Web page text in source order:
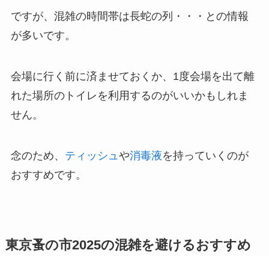
ですが、混雑の時間帯は長蛇の列・・・との情報
が多いです。
会場に行く前に済ませておくか、1度会場を出て離
れた場所のトイレを利用するのがいいかもしれま
せん。
念のため、 ティッシュ や消毒液を持っていくのが
おすすめです。
東京蚤の市2025の混雑を避けるおすすめ